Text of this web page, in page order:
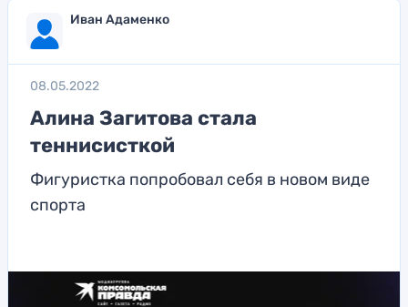
Иван Адаменко
08.05.2022
Алина Загитова стала
теннисисткой
Фигуристка попробовал себя в новом виде
спорта